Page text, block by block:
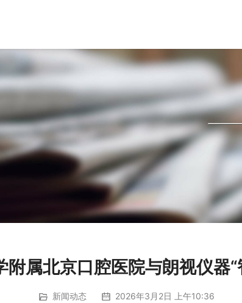
属北京口腔医院与朗视仪器
新闻动态 2026年3月2日 上午10:36